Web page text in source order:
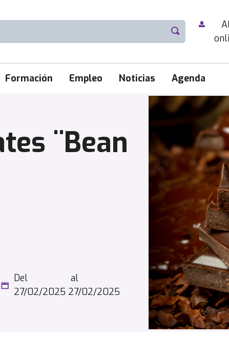
Formación Empleo Noticias Agenda
¨Bean
Del
27/02/2025
al
27/02/2025